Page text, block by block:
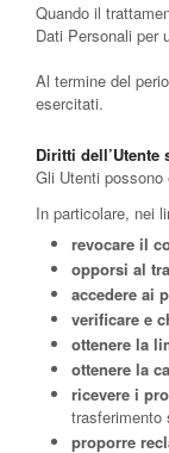
Quando il
Dati Personali per
Al termine del
esercitati.
Diritti dell’Utente
Gli Utenti
In particolare, nei
revocare il
opporsi al
accedere ai
verificare e
ottenere la
ottenere la
ricevere i
trasferimento
proporre